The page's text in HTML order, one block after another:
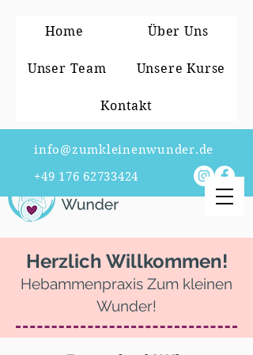
info@zumkleinenwunder.de
+49 176 62733424
Home Über Uns
Unser Team Unsere Kurse
Kontakt
Herzlich Willkommen!
Hebammenpraxis Zum kleinen
Wunder!